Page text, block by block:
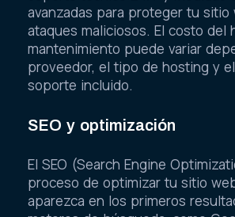
avanzadas para proteger tu sitio
ataques maliciosos. El costo del
mantenimiento puede variar
proveedor, el tipo de hosting y
soporte incluido.
SEO y optimización
El SEO (Search Engine
proceso de optimizar tu sitio
aparezca en los primeros